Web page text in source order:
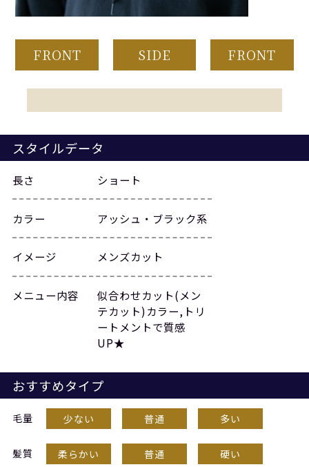
FRONT SIDE FRONT
スタイルデータ
長さ ショート
カラー アッシュ・ブラック系
イメージ メンズカット
メニュー内容
似合わせカット(メン
テカット)カラー,トリ
ートメントで質感
UP★
おすすめタイプ
毛量 少ない 普通 多い
髪質 柔らかい 普通 硬い